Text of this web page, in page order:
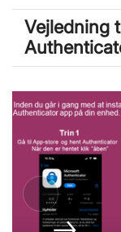
Vejledning